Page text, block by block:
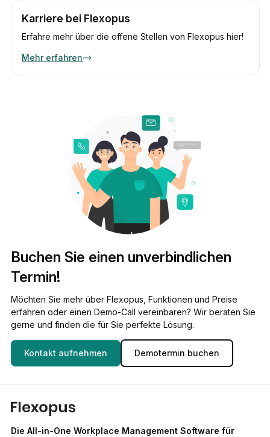
Karriere bei Flexopus
Erfahre mehr über die offene Stellen von Flexopus hier!
Mehr erfahren
Buchen Sie einen unverbindlichen
Termin!
Möchten Sie mehr über Flexopus, Funktionen und Preise
erfahren oder einen Demo-Call vereinbaren? Wir beraten Sie
gerne und finden die für Sie perfekte Lösung.
Kontakt aufnehmen Demotermin buchen
Die All-in-One Workplace Management Software für